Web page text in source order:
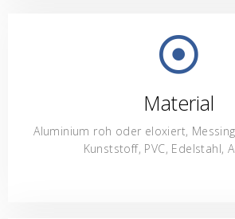
Material
Aluminium roh oder eloxiert,
Kunststoff, PVC, Edelstahl,